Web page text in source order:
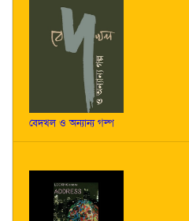
বেদখল ও অন্যান্য গল্প